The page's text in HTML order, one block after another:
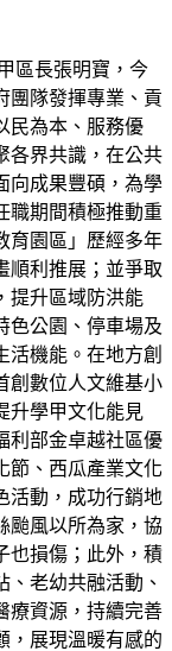
區長張明寶，今
團隊發揮專業、貢
民為本、服務優
各界共識，在公共
向成果豐碩，為學
職期間積極推動重
育園區」歷經多年
順利推展；並爭取
提升區域防洪能
色公園、停車場及
活機能。在地方創
創數位人文維基小
升學甲文化能見
利部金卓越社區優
節、西瓜產業文化
活動，成功行銷地
颱風以所為家，協
也損傷；此外，積
老幼共融活動、
療資源，持續完善
，展現溫暖有感的